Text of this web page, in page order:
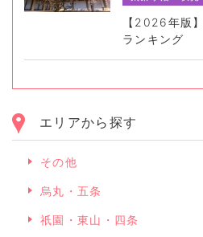
【2026年版
ランキング
エリアから探す
その他
烏丸・五条
祇園・東山・四条